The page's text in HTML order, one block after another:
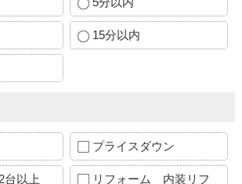
15分以内
プライスダウン
台以上
リフォーム 内装リフ